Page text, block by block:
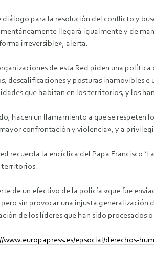
diálogo para la resolución del conflicto y
llegará igualmente y de
irreversible», alerta.
de esta Red piden una
descalificaciones y posturas inamovibles
que habitan en los territorios, y los
hacen un llamamiento a que se respeten
confrontación y violencia», y a
recuerda la encíclica del Papa Francisco
territorios.
de un efectivo de la policía «que fue
sin provocar una injusta generalización
de los líderes que han sido procesados
www.europapress.es/epsocial/derechos-